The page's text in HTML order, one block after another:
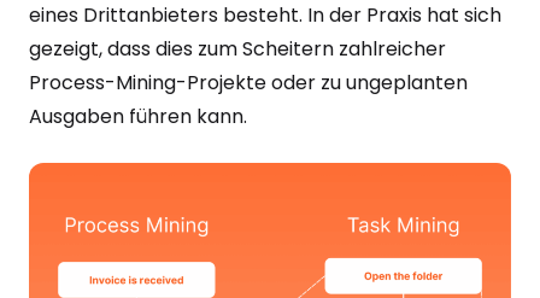
eines Drittanbieters besteht. In der Praxis hat sich
gezeigt, dass dies zum Scheitern zahlreicher
Process-Mining-Projekte oder zu ungeplanten
Ausgaben führen kann.